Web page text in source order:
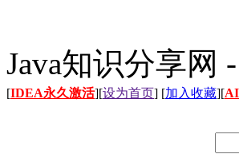
Java知识分享网
[IDEA永久激活][设为首页] [加入收藏][